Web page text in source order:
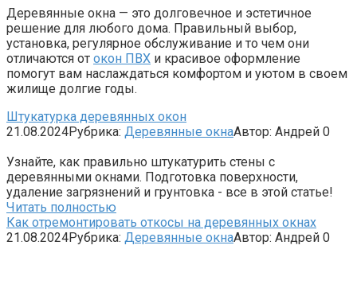
Деревянные окна — это долговечное и эстетичное
решение для любого дома. Правильный выбор,
установка, регулярное обслуживание и то чем они
отличаются от окон ПВХ и красивое оформление
помогут вам наслаждаться комфортом и уютом в своем
жилище долгие годы.
Штукатурка деревянных окон
21.08.2024Рубрика: Деревянные окнаАвтор: Андрей 0
Узнайте, как правильно штукатурить стены с
деревянными окнами. Подготовка поверхности,
удаление загрязнений и грунтовка - все в этой статье!
Читать полностью
Как отремонтировать откосы на деревянных окнах
21.08.2024Рубрика: Деревянные окнаАвтор: Андрей 0